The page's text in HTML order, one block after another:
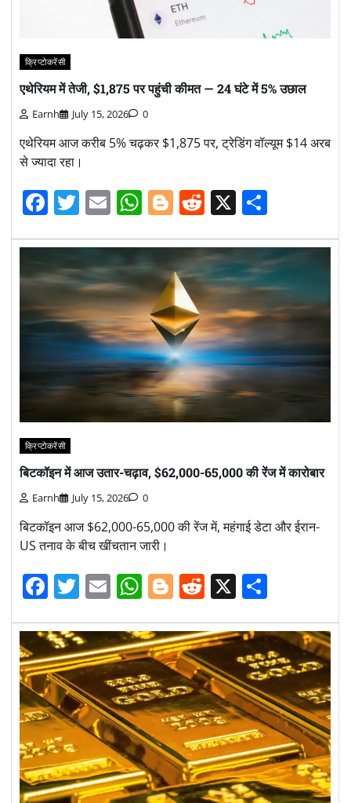
क्रिप्टोकरेंसी
एथेरियम में तेजी, $1,875 पर पहुंची कीमत — 24 घंटे में 5% उछाल
Earnh July 15, 2026 0
एथेरियम आज करीब 5% चढ़कर $1,875 पर, ट्रेडिंग वॉल्यूम $14 अरब
से ज्यादा रहा।
Facebook
Twitter
EmailWhatsApp
Blogger
Reddit
X
क्रिप्टोकरेंसी
बिटकॉइन में आज उतार-चढ़ाव, $62,000-65,000 की रेंज में कारोबार
Earnh July 15, 2026 0
बिटकॉइन आज $62,000-65,000 की रेंज में, महंगाई डेटा और ईरान-
US तनाव के बीच खींचतान जारी।
Facebook
Twitter
EmailWhatsApp
Blogger
Reddit
X